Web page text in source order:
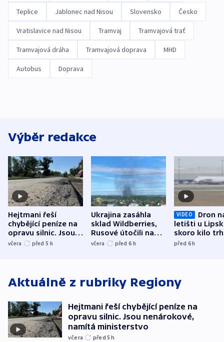
Teplice Jablonec nad Nisou Slovensko Česko
Vratislavice nad Nisou Tramvaj Tramvajová trať
Tramvajová dráha Tramvajová doprava MHD
Autobus Doprava
Výběr redakce
Hejtmani řeší
chybějící peníze na
opravu silnic. Jsou
nenárokové, namítá
včera před 5 h
Ukrajina zasáhla
sklad Wildberries,
Rusové útočili na
trh, hasiče či
včera před 6 h
VIDEO
Dron
letišti u
skoro kilo
indicie
před 6h
Aktuálně z rubriky Regiony
Hejtmani řeší chybějící peníze na
opravu silnic. Jsou nenárokové,
namítá ministerstvo
včera před 5h